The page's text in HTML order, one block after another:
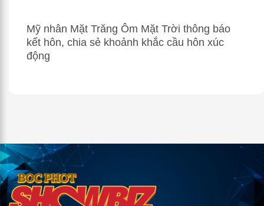
Mỹ nhân Mặt Trăng Ôm Mặt Trời thông báo
kết hôn, chia sẻ khoảnh khắc cầu hôn xúc
động